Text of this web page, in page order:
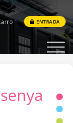
ENTRADA
Toggle